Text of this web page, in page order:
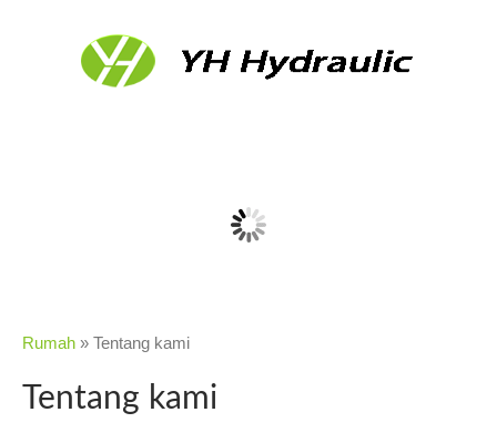
Rumah » Tentang kami
Tentang kami